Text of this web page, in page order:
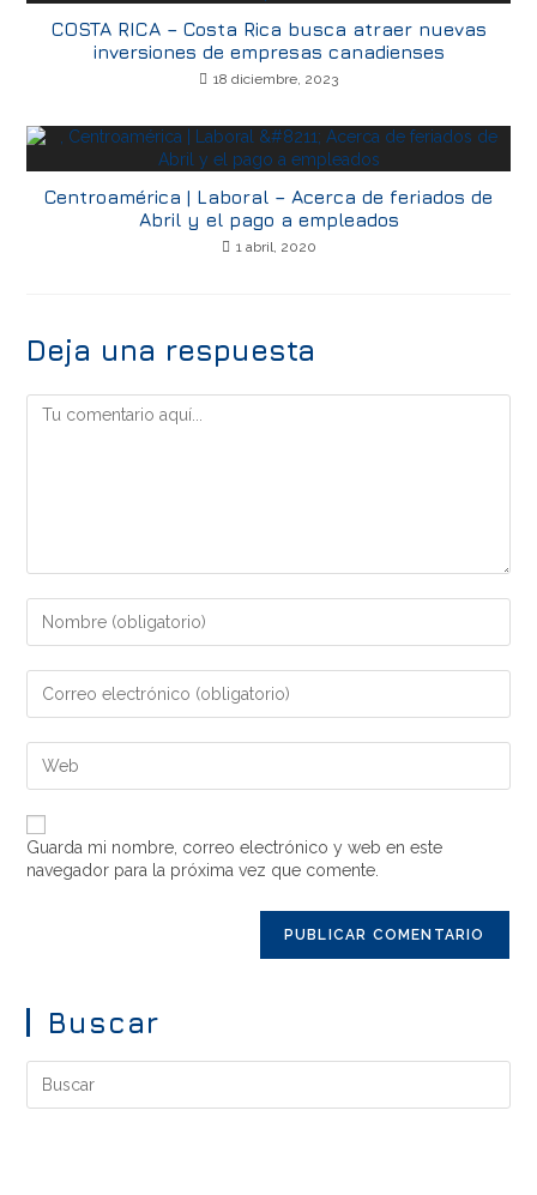
COSTA RICA – Costa Rica busca atraer nuevas
inversiones de empresas canadienses
18 diciembre, 2023
Centroamérica | Laboral – Acerca de feriados de
Abril y el pago a empleados
1 abril, 2020
Deja una respuesta
Guarda mi nombre, correo electrónico y web en este
navegador para la próxima vez que comente.
Buscar